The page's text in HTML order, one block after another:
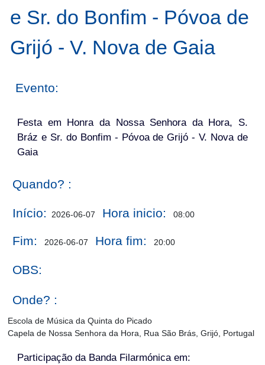
e Sr. do Bonfim - Póvoa de
Grijó - V. Nova de Gaia
Evento:
Festa em Honra da Nossa Senhora da Hora, S.
Bráz e Sr. do Bonfim - Póvoa de Grijó - V. Nova de
Gaia
Quando? :
Início: 2026-06-07 Hora inicio: 08:00
Fim: 2026-06-07 Hora fim: 20:00
OBS:
Onde? :
Escola de Música da Quinta do Picado
Capela de Nossa Senhora da Hora, Rua São Brás, Grijó, Portugal
Participação da Banda Filarmónica em: